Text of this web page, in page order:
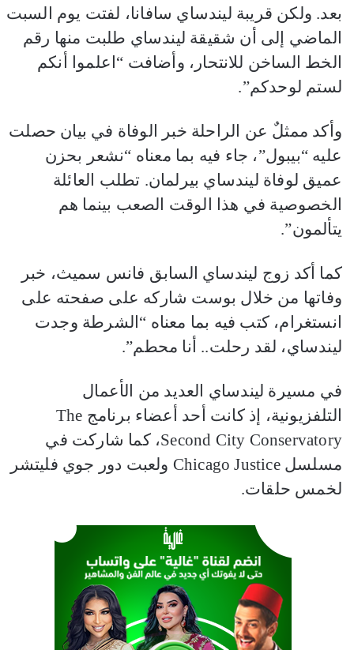
بعد. ولكن قريبة ليندساي سافانا، لفتت يوم السبت
الماضي إلى أن شقيقة ليندساي طلبت منها رقم
الخط الساخن للانتحار، وأضافت “اعلموا أنكم
لستم لوحدكم”.
وأكد ممثلٌ عن الراحلة خبر الوفاة في بيان حصلت
عليه “بيبول”، جاء فيه بما معناه “نشعر بحزن
عميق لوفاة ليندساي بيرلمان. تطلب العائلة
الخصوصية في هذا الوقت الصعب بينما هم
يتألمون”.
كما أكد زوج ليندساي السابق فانس سميث، خبر
وفاتها من خلال بوست شاركه على صفحته على
انستغرام، كتب فيه بما معناه “الشرطة وجدت
ليندساي، لقد رحلت.. أنا محطم”.
في مسيرة ليندساي العديد من الأعمال
التلفزيونية، إذ كانت أحد أعضاء برنامج The
Second City Conservatory، كما شاركت في
مسلسل Chicago Justice ولعبت دور جوي فليتشر
لخمس حلقات.